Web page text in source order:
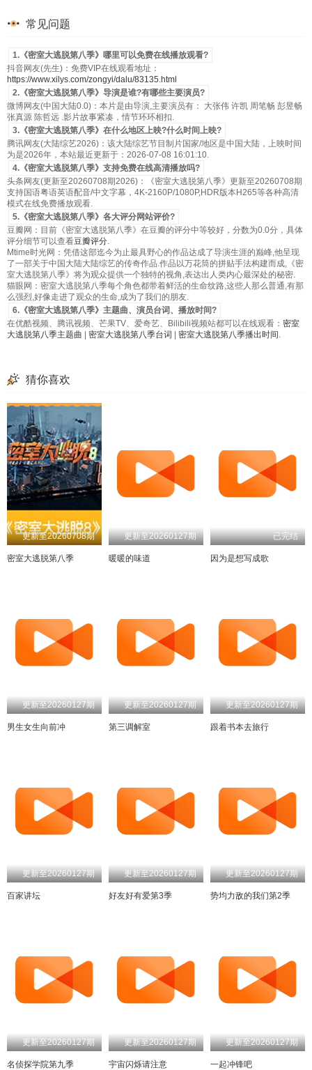
常见问题
1.《密室大逃脱第八季》哪里可以免费在线播放观看?
抖音网友(先生)：免费VIP在线观看地址：
https://www.xilys.com/zongyi/dalu/83135.html
2.《密室大逃脱第八季》导演是谁?有哪些主要演员?
微博网友(中国大陆0.0)：本片是由导演,主要演员有： 大张伟 许凯 周笔畅 彭昱畅
张真源 陈哲远 .影片故事紧凑，情节环环相扣.
3.《密室大逃脱第八季》在什么地区上映?什么时间上映?
腾讯网友(大陆综艺2026)：该大陆综艺节目制片国家/地区是中国大陆，上映时间
为是2026年，本站最近更新于：2026-07-08 16:01:10.
4.《密室大逃脱第八季》支持免费在线高清播放吗?
头条网友(更新至20260708期2026)：《密室大逃脱第八季》更新至20260708期
支持国语粤语英语配音/中文字幕，4K-2160P/1080P,HDR版本H265等各种高清
模式在线免费播放观看.
5.《密室大逃脱第八季》各大评分网站评价?
豆瓣网：目前《密室大逃脱第八季》在豆瓣的评分中等较好，分数为0.0分，具体
评分细节可以查看豆瓣评分.
Mtime时光网：凭借这部迄今为止最具野心的作品达成了导演生涯的巅峰,他呈现
了一部关于中国大陆大陆综艺的传奇作品.作品以万花筒的拼贴手法构建而成,《密
室大逃脱第八季》将为观众提供一个独特的视角,表达出人类内心最深处的秘密.
猫眼网：密室大逃脱第八季每个角色都带着鲜活的生命纹路,这些人那么普通,有那
么强烈,好像走进了观众的生命,成为了我们的朋友.
6.《密室大逃脱第八季》主题曲、演员台词、播放时间?
在优酷视频、腾讯视频、芒果TV、爱奇艺、Bilibili视频站都可以在线观看： 密室
大逃脱第八季主题曲
密室大逃脱第八季台词 密室大逃脱第八季播出时间 .
猜你喜欢
更新至20260708期
密室大逃脱第八季
更新至20260127期
暖暖的味道
已完结
因为是想写成歌
更新至20260127期
男生女生向前冲
更新至20260127期
第三调解室
更新至20260127期
跟着书本去旅行
更新至20260127期
百家讲坛
更新至20260127期
好友好有爱第3季
更新至20260127期
势均力敌的我们第2季
更新至20260127期
名侦探学院第九季
更新至20260127期
宇宙闪烁请注意
更新至20260127期
一起冲锋吧